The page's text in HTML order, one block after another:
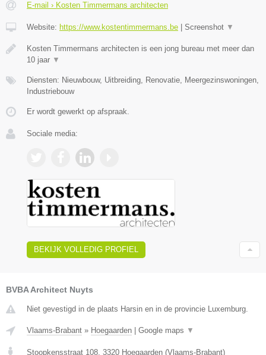
E-mail › Kosten Timmermans architecten
Website: https://www.kostentimmermans.be Screenshot ▼
Kosten Timmermans architecten is een jong bureau met meer dan
10 jaar ▼
Diensten: Nieuwbouw, Uitbreiding, Renovatie, Meergezinswoningen,
Industriebouw
Er wordt gewerkt op afspraak.
Sociale media:
BEKIJK VOLLEDIG PROFIEL
BVBA Architect Nuyts
Niet gevestigd in de plaats Harsin en in de provincie Luxemburg.
Vlaams-Brabant » Hoegaarden Google maps ▼
Stoopkensstraat 108, 3320 Hoegaarden (Vlaams-Brabant)